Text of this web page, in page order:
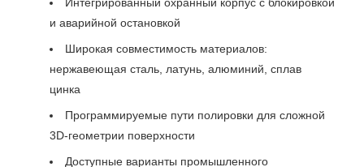
и аварийной остановкой
Широкая совместимость материалов:
нержавеющая сталь, латунь, алюминий, сплав
цинка
Программируемые пути полировки для сложной
3D-геометрии поверхности
Доступные варианты промышленного